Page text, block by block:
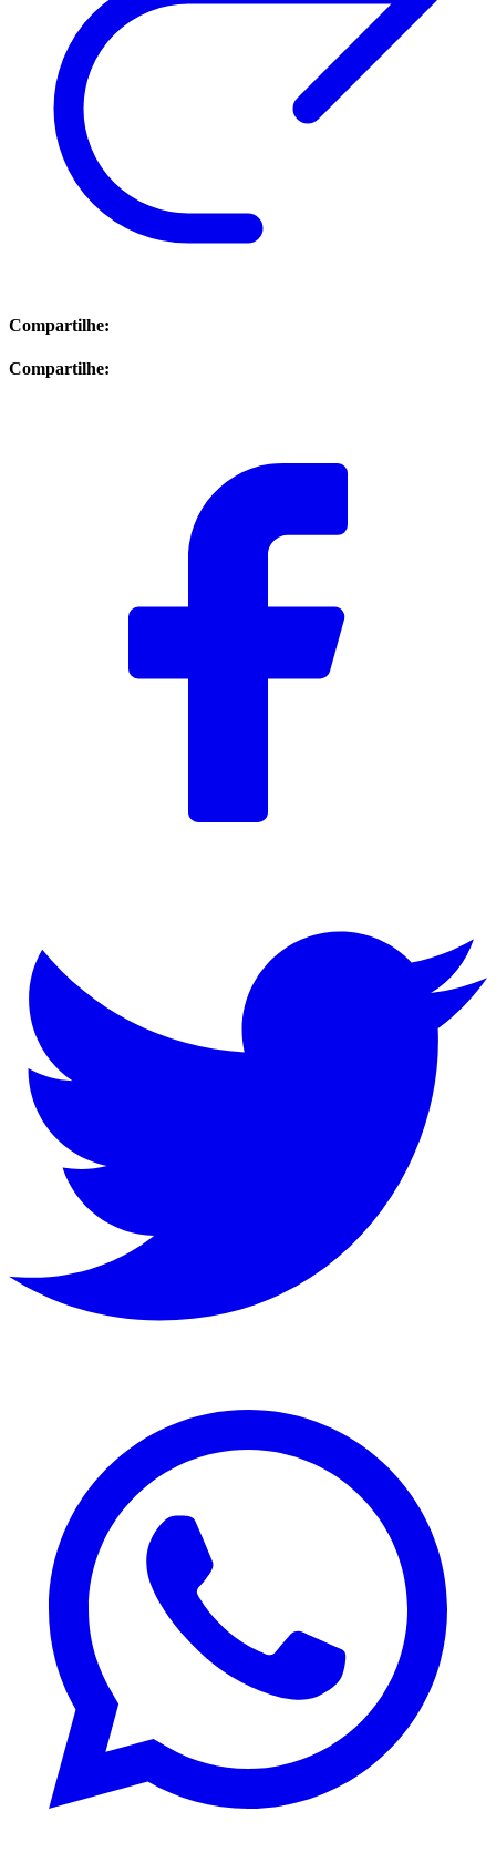
Compartilhe:
Compartilhe: